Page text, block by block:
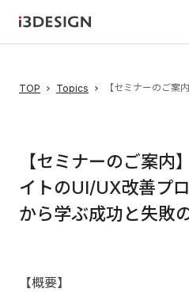
TOP Topics
【セミナーのご案内
イトのUI/UX改善プ
から学ぶ成功と失敗
【概要】